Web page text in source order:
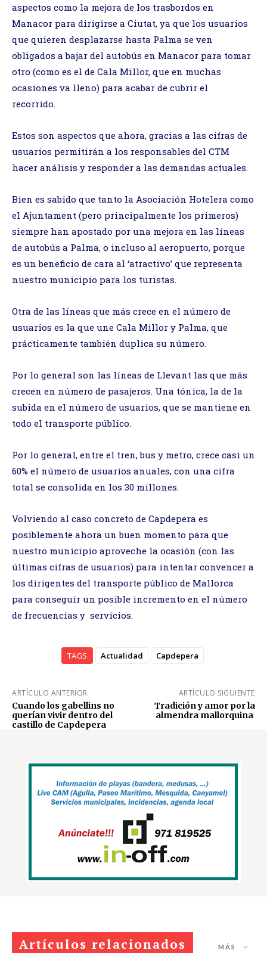
aspectos como la mejora de los trasbordos en
Manacor para dirigirse a Ciutat, ya que los usuarios
que quieren desplazarse hasta Palma se ven
obligados a bajar del autobús en Manacor para tomar
otro (como es el de Cala Millor, que en muchas
ocasiones va lleno) para acabar de cubrir el
recorrido.
Estos son aspectos que ahora, gracias a las cifras de
usuarios permitirán a los responsables del CTM
hacer análisis y responder a las demandas actuales.
Bien es sabido que tanto la Asociación Hotelera como
el Ajuntament (pero principalmente los primeros)
siempre han apostado por una mejora en las líneas
de autobús a Palma, o incluso al aeropuerto, porque
es un beneficio de cara al ‘atractivo’ que representa
nuestro municipio para los turistas.
Otra de las líneas que más crece en el número de
usuarios es la que une Cala Millor y Palma, que
prácticamente también duplica su número.
Por lo general son las líneas de Llevant las que más
crecen en número de pasajeros. Una tónica, la de la
subida en el número de usuarios, que se mantiene en
todo el transporte público.
Por lo general, entre el tren, bus y metro, crece casi un
60% el número de usuarios anuales, con una cifra
total se consolida en los 30 millones.
Volviendo al caso concreto de Capdepera es
posiblemente ahora un buen momento para que
nuestro municipio aproveche la ocasión (con las
últimas cifras de usuarios) para intentar convencer a
los dirigentes del transporte público de Mallorca
para conseguir un posible incremento en el número
de frecuencias y servicios.
TAGS Actualidad Capdepera
ARTÍCULO ANTERIOR
Cuando los gabellins no
querían vivir dentro del
castillo de Capdepera
ARTÍCULO SIGUIENTE
Tradición y amor por la
almendra mallorquina
Artículos relacionados MÁS